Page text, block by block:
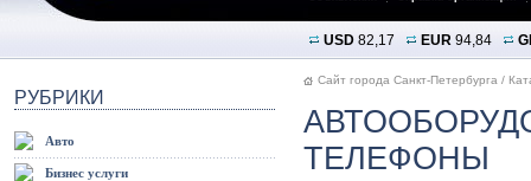
USD 82,17 EUR 94,84
РУБРИКИ
Авто
Бизнес услуги
Сайт города Санкт-Петербурга /
ТЕЛЕФОНЫ